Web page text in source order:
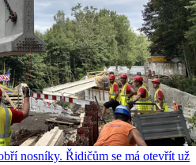
nosníky. Řidičům se má otevřít už